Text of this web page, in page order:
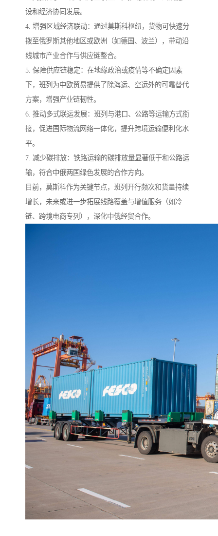
设和经济协同发展。
4. 增强区域经济联动：通过莫斯科枢纽，货物可快速分
拨至俄罗斯其他地区或欧洲（如德国、波兰），带动沿
线城市产业合作与供应链整合。
5. 保障供应链稳定：在地缘政治或疫情等不确定因素
下，班列为中欧贸易提供了除海运、空运外的可靠替代
方案，增强产业链韧性。
6. 推动多式联运发展：班列与港口、公路等运输方式衔
接，促进国际物流网络一体化，提升跨境运输便利化水
平。
7. 减少碳排放：铁路运输的碳排放量显著低于和公路运
输，符合中俄两国绿色发展的合作方向。
目前，莫斯科作为关键节点，班列开行频次和货量持续
增长，未来或进一步拓展线路覆盖与增值服务（如冷
链、跨境电商专列），深化中俄经贸合作。